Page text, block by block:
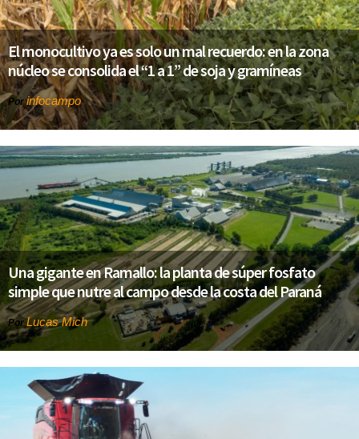
El monocultivo ya es solo un mal recuerdo: en la zona
núcleo se consolida el “1 a 1” de soja y gramíneas
Porinfocampo
Una gigante en Ramallo: la planta de súper fosfato
simple que nutre al campo desde la costa del Paraná
Por Lucas Mich